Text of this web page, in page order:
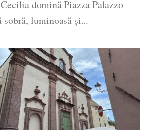
domină Piazza Palazzo
luminoasă și...